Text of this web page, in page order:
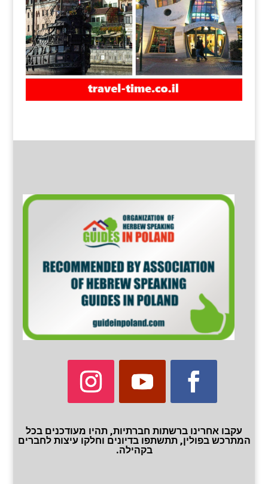
עקבו אחרינו ברשתות חברתיות, תהיו מעודכנים בכל
המתרכש בפולין, תתשתפו בדיונים וחלקו עיצות לחברים
בקהילה.